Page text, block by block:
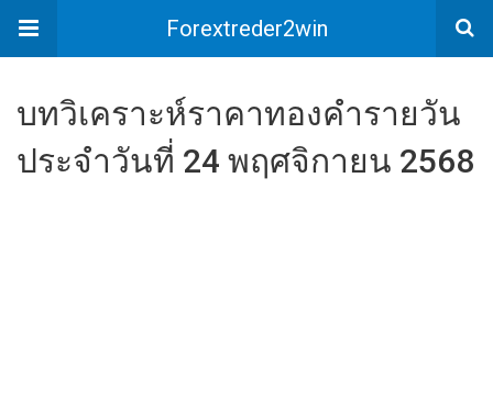
Forextreder2win
บทวิเคราะห์ราคาทองคำรายวัน
ประจำวันที่ 24 พฤศจิกายน 2568